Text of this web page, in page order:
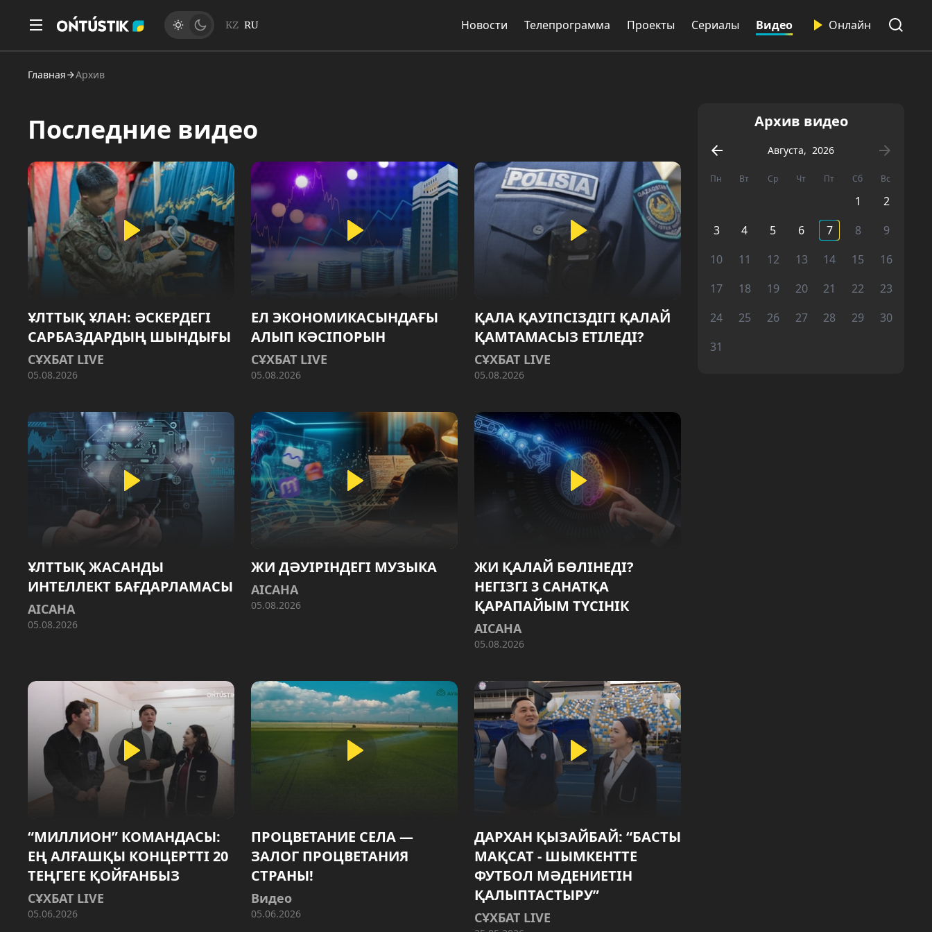
KZ RU Новости Телепрограмма Проекты Сериалы Видео Онлайн
Главная Архив
Последние видео
ҰЛТТЫҚ ҰЛАН: ӘСКЕРДЕГІ
САРБАЗДАРДЫҢ ШЫНДЫҒЫ
СҰХБАТ LIVE
05.08.2026
ЕЛ ЭКОНОМИКАСЫНДАҒЫ
АЛЫП КӘСІПОРЫН
СҰХБАТ LIVE
05.08.2026
ҚАЛА ҚАУІПСІЗДІГІ ҚАЛАЙ
ҚАМТАМАСЫЗ ЕТІЛЕДІ?
СҰХБАТ LIVE
05.08.2026
ҰЛТТЫҚ ЖАСАНДЫ
ИНТЕЛЛЕКТ БАҒДАРЛАМАСЫ
AIСАНА
05.08.2026
ЖИ ДӘУІРІНДЕГІ МУЗЫКА
AIСАНА
05.08.2026
ЖИ ҚАЛАЙ БӨЛІНЕДІ?
НЕГІЗГІ 3 САНАТҚА
ҚАРАПАЙЫМ ТҮСІНІК
AIСАНА
05.08.2026
“МИЛЛИОН” КОМАНДАСЫ:
ЕҢ АЛҒАШҚЫ КОНЦЕРТТІ 20
ТЕҢГЕГЕ ҚОЙҒАНБЫЗ
СҰХБАТ LIVE
05.06.2026
ПРОЦВЕТАНИЕ СЕЛА —
ЗАЛОГ ПРОЦВЕТАНИЯ
СТРАНЫ!
Видео
05.06.2026
ДАРХАН ҚЫЗАЙБАЙ: “БАСТЫ
МАҚСАТ - ШЫМКЕНТТЕ
ФУТБОЛ МӘДЕНИЕТІН
ҚАЛЫПТАСТЫРУ”
СҰХБАТ LIVE
Архив видео
Августа, 2026
Пн Вт Ср Чт Пт Сб Вс
1
2
3
4 5 6 7 8
9
10
11 12 13 14 15
16
17
18 19 20 21 22
23
24
25 26 27 28 29
30
31